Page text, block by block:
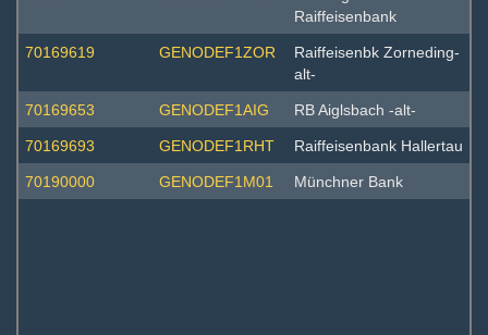
Raiffeisenbank
70169619 GENODEF1ZOR
Raiffeisenbk Zorneding-
alt-
70169653 GENODEF1AIG RB Aiglsbach -alt-
70169693 GENODEF1RHT Raiffeisenbank Hallertau
70190000 GENODEF1M01 Münchner Bank